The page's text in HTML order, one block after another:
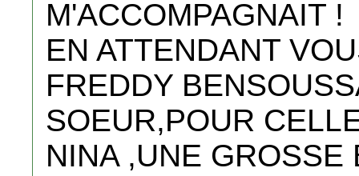
M'ACCOMPAGNAIT !
EN ATTENDANT
FREDDY
SOEUR,POUR
NINA ,UNE GROSSE